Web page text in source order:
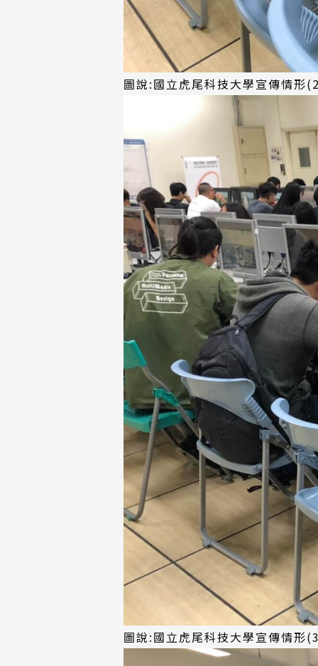
圖說:國立虎尾科技大學宣傳情形
圖說:國立虎尾科技大學宣傳情形